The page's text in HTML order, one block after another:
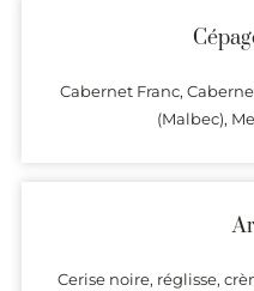
Cabernet Franc,
(Malbec),
Cerise noire, réglisse,